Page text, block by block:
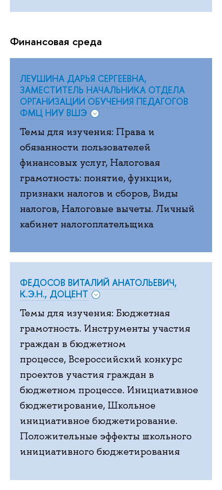
Финансовая среда
ЛЕУШИНА ДАРЬЯ СЕРГЕЕВНА,
ЗАМЕСТИТЕЛЬ НАЧАЛЬНИКА ОТДЕЛА
ОРГАНИЗАЦИИ ОБУЧЕНИЯ ПЕДАГОГОВ
ФМЦ НИУ ВШЭ
Темы для изучения: Права и
обязанности пользователей
финансовых услуг, Налоговая
грамотность: понятие, функции,
признаки налогов и сборов, Виды
налогов, Налоговые вычеты. Личный
кабинет налогоплательщика
ФЕДОСОВ ВИТАЛИЙ АНАТОЛЬЕВИЧ,
К.Э.Н., ДОЦЕНТ
Темы для изучения: Бюджетная
грамотность. Инструменты участия
граждан в бюджетном
процессе, Всероссийский конкурс
проектов участия граждан в
бюджетном процессе. Инициативное
бюджетирование, Школьное
инициативное бюджетирование.
Положительные эффекты школьного
инициативного бюджетирования